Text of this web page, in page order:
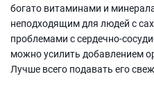
богато витаминами и
неподходящим для людей с
проблемами с сердечно-
можно усилить добавлением
Лучше всего подавать его